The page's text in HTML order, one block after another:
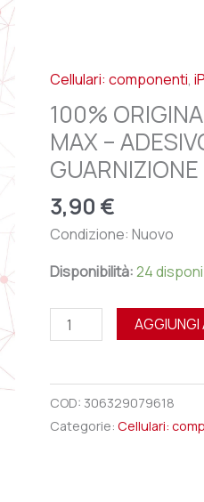
Cellulari: componenti,
100%
MAX –
3,90 €
Condizione: Nuovo
Disponibilità: 24
MAX
-
ADESIVO
BIADESIVO
GUARNIZIONE
DISPLAY
quantità
AGGIUNGI
COD: 306329079618
Categorie:Cellulari: